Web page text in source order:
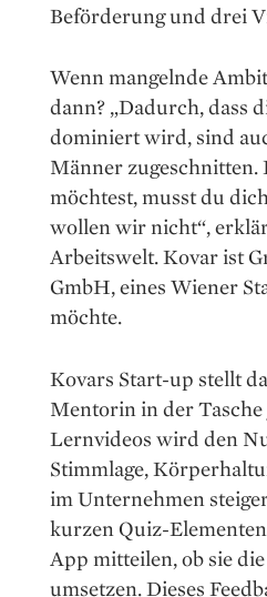
Beförderung und drei
Wenn mangelnde
dann? „Dadurch, dass
dominiert wird, sind
Männer
möchtest, musst du
wollen wir nicht“,
Arbeitswelt. Kovar ist
GmbH, eines Wiener
möchte.
Kovars Start-up stellt
Mentorin in der
Lern­videos wird den
Stimmlage,
im Unternehmen
kurzen Quiz-
App mitteilen, ob sie
umsetzen. Dieses